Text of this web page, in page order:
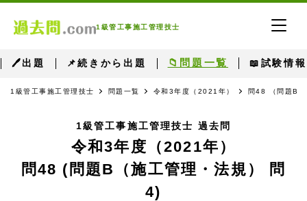
1級管工事施工管理技士
🖊出題 📌続きから出題 📁問題一覧 📖試験情報
1級管工事施工管理技士 問題一覧 令和3年度（2021年） 問48 （問題B
1級管工事施工管理技士 過去問
令和3年度（2021年）
問48 (問題B（施工管理・法規） 問
4)